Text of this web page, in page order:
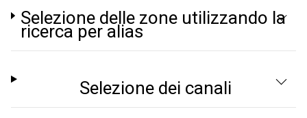
Selezione delle zone utilizzando la
ricerca per alias
Selezione dei canali